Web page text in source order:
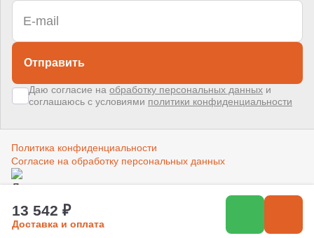
13 542 ₽
Доставка и оплата
Политика конфиденциальности
Согласие на обработку персональных данных
помогаем продвигать и продавать
Отправить
Даю согласие на обработку персональных данных и
соглашаюсь с условиями политики конфиденциальности